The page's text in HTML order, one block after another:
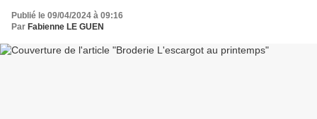
Publié le 09/04/2024 à 09:16
Par Fabienne LE GUEN